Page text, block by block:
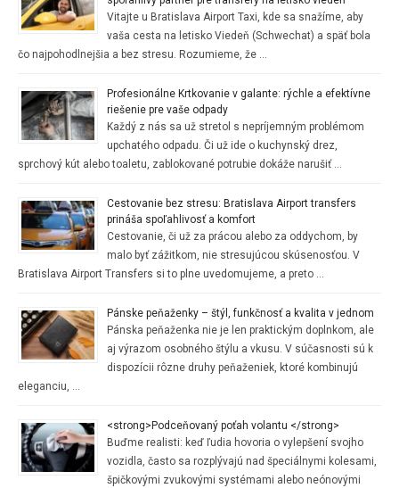
Vitajte u Bratislava Airport Taxi, kde sa snažíme, aby
vaša cesta na letisko Viedeň (Schwechat) a späť bola
čo najpohodlnejšia a bez stresu. Rozumieme, že …
Profesionálne Krtkovanie v galante: rýchle a efektívne
riešenie pre vaše odpady
Každý z nás sa už stretol s nepríjemným problémom
upchatého odpadu. Či už ide o kuchynský drez,
sprchový kút alebo toaletu, zablokované potrubie dokáže narušiť …
Cestovanie bez stresu: Bratislava Airport transfers
prináša spoľahlivosť a komfort
Cestovanie, či už za prácou alebo za oddychom, by
malo byť zážitkom, nie stresujúcou skúsenosťou. V
Bratislava Airport Transfers si to plne uvedomujeme, a preto …
Pánske peňaženky – štýl, funkčnosť a kvalita v jednom
Pánska peňaženka nie je len praktickým doplnkom, ale
aj výrazom osobného štýlu a vkusu. V súčasnosti sú k
dispozícii rôzne druhy peňaženiek, ktoré kombinujú
eleganciu, …
<strong>Podceňovaný poťah volantu </strong>
Buďme realisti: keď ľudia hovoria o vylepšení svojho
vozidla, často sa rozplývajú nad špeciálnymi kolesami,
špičkovými zvukovými systémami alebo neónovými